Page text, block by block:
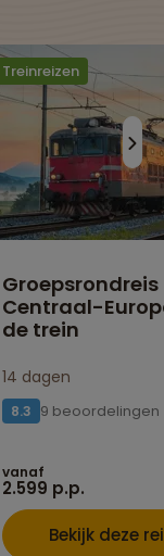
Treinreizen
Groepsrondreis
Centraal-
de trein
14 dagen
8.3 9 beoordelingen
vanaf
2.599 p.p.
Bekijk deze